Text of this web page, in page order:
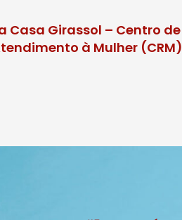
Casa Girassol – Centro de
à Mulher (CRM)